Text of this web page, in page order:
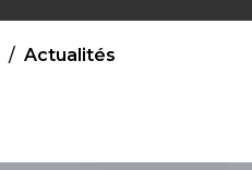
Actualités